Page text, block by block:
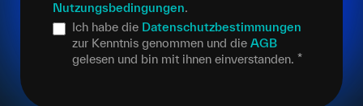
Nutzungsbedingungen.
Ich habe die Datenschutzbestimmungen
zur Kenntnis genommen und die AGB
gelesen und bin mit ihnen einverstanden. *